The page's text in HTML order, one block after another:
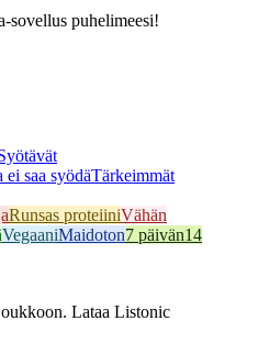
sovellus puhelimeesi!
saa syödäTärkeimmät
Runsas proteiiniVähän
VegaaniMaidoton7 päivän14
Lataa Listonic